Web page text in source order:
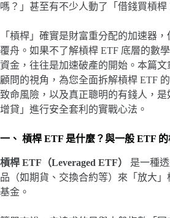
嗎？」甚至有不少人動了「借錢買槓桿
「槓桿」確實是財富重分配的加速器
覆舟。如果不了解槓桿 ETF 底層的數
資金，往往是加速破產的開始。本篇
顧問的視角，為您全面拆解槓桿 ETF
致命風險，以及真正聰明的有錢人，是
增貸」進行安全套利的實戰心法。
一、 槓桿 ETF 是什麼？與一般 ETF
槓桿 ETF（Leveraged ETF）
是一種
品（如期貨、交換合約等）來「放大」
基金。